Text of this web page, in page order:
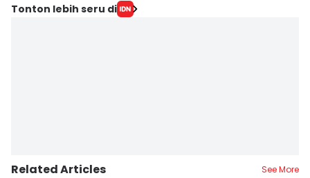
Editor
Tonton lebih seru di
Related Articles See More